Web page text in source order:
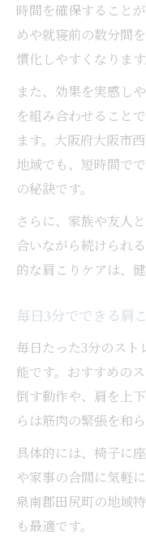
時間を確保すること
めや就寝前の数分間
慣化しやすくなります
また、効果を実感し
を組み合わせること
ます。大阪府大阪市
地域でも、短時間で
の秘訣です。
さらに、家族や友人
合いながら続けられ
的な肩こりケアは、
毎日3分でできる肩
毎日たった3分のス
能です。おすすめの
倒す動作や、肩を上
らは筋肉の緊張を和
具体的には、椅子に
や家事の合間に気軽
泉南郡田尻町の地域
も最適です。